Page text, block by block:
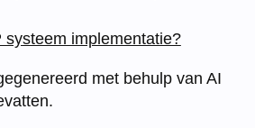
systeem implementatie?
met behulp van AI